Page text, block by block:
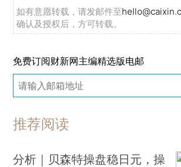
如有意愿转载，请发邮件至
确认及授权后，方可转载。
免费订阅财新网主编精选版电邮
推荐阅读
分析｜贝森特操盘稳日元，操